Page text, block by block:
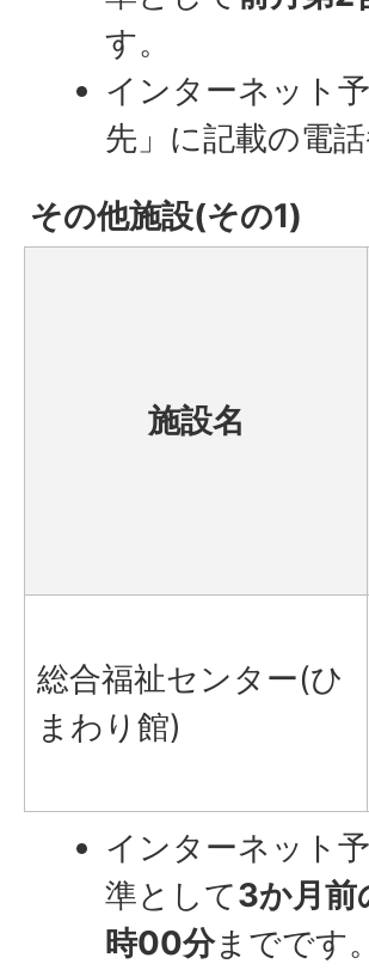
す。
インターネット
先」に記載の電
その他施設(その1)
施設名
総合福祉センター(ひ
まわり館)
インターネット
準として3か月前
時00分までです。